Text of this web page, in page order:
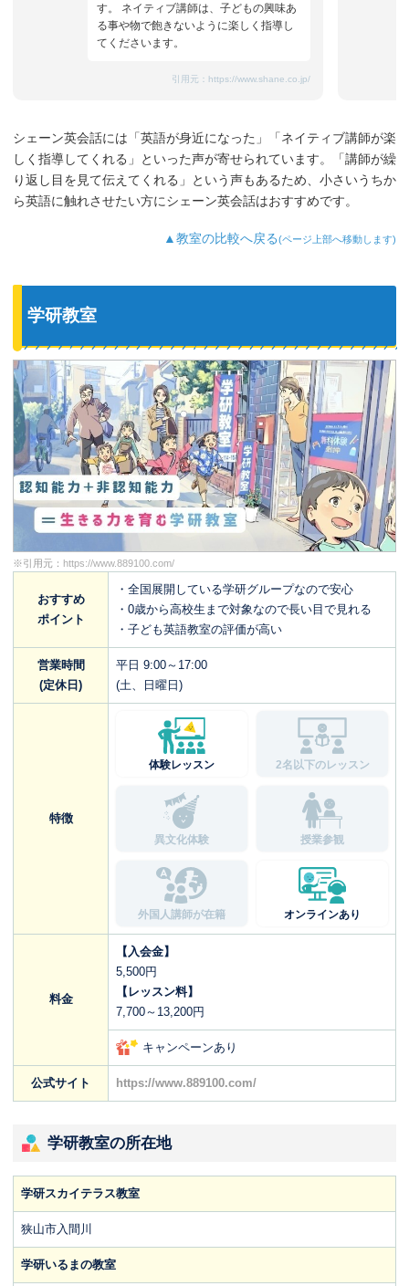
す。 ネイティブ講師は、子どもの興味あ
る事や物で飽きないように楽しく指導し
てくださいます。
引用元： https://www.shane.co.jp/
シェーン英会話には「英語が身近になった」「ネイティブ講師が楽
しく指導してくれる」といった声が寄せられています。「講師が繰
り返し目を見て伝えてくれる」という声もあるため、小さいうちか
ら英語に触れさせたい方にシェーン英会話はおすすめです。
▲教室の比較へ戻る(ページ上部へ移動します)
学研教室
※引用元： https://www.889100.com/
おすすめ
ポイント
・全国展開している学研グループなので安心
・0歳から高校生まで対象なので長い目で見れる
・子ども英語教室の評価が高い
営業時間
(定休日)
平日 9:00～17:00
(土、日曜日)
特徴
体験レッスン 2名以下のレッスン
異文化体験 授業参観
外国人講師が在籍 オンラインあり
料金
【入会金】
5,500円
【レッスン料】
7,700～13,200円
キャンペーンあり
公式サイト https://www.889100.com/
学研教室の所在地
学研スカイテラス教室
狭山市入間川
学研いるまの教室